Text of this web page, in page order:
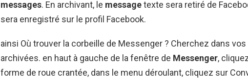
messages. En archivant, le messagetexte sera retiré de
sera enregistré sur le profil Facebook.
ainsi Où trouver la corbeille de Messenger ? Cherchez dans
archivées. en haut à gauche de la fenêtre de Messenger,
forme de roue crantée, dans le menu déroulant, cliquez sur